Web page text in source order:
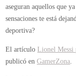
aseguran aquellos que
sensaciones te está
deportiva?
El artículo Lionel Messi
publicó enGamerZona.